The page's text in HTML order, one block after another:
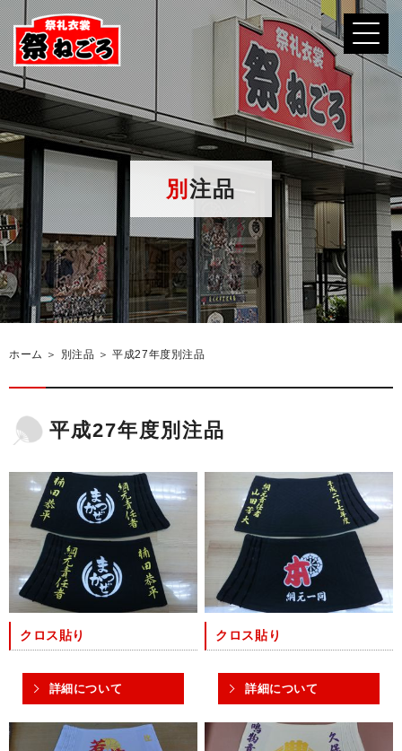
別注品
ホーム ＞ 別注品 ＞ 平成27年度別注品
平成27年度別注品
クロス貼り
詳細について
クロス貼り
詳細について